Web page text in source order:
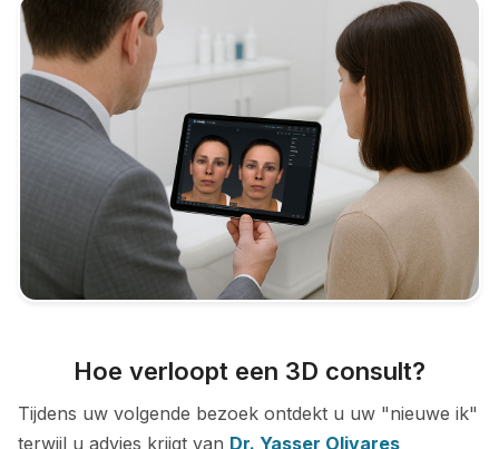
Hoe verloopt een 3D consult?
Tijdens uw volgende bezoek ontdekt u uw "nieuwe ik"
terwijl u advies krijgt van Dr. Yasser Olivares